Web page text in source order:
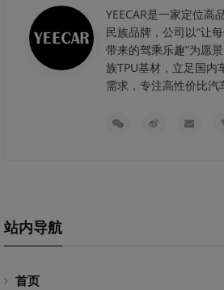
YEECAR是一家定位高
民族品牌，公司以“让
带来的驾乘乐趣”为愿
族TPU基材，立足国内
需求，专注高性价比汽
站内导航
首页